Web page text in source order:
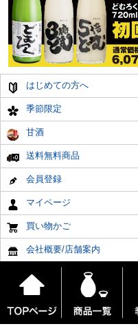
はじめての方へ
季節限定
甘酒
送料無料商品
会員登録
マイページ
買い物かご
会社概要/店舗案内